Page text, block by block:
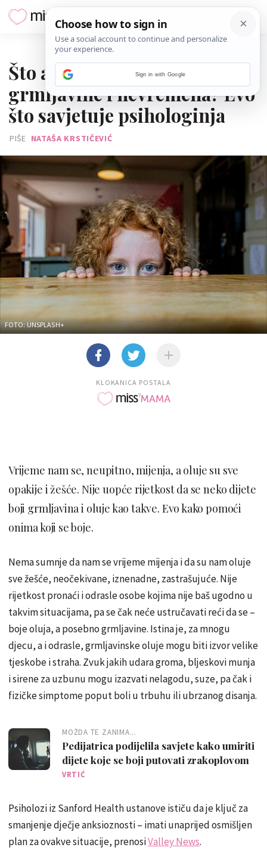
Što ako se dijete boji
grmljavine i nevremena? Evo
što savjetuje psihologinja
PIŠE NATAŠA KRSTIČEVIĆ
FOTO: UNSPLASH+
KLOKANICA POSTALA
Vrijeme nam se, neupitno, mijenja, a oluje su sve
opakije i žešće. Nije uopće rijetkost da se neko dijete
boji grmljavina i oluje kao takve. Evo kako pomoći
onima koji se boje.
Nema sumnje da nam se vrijeme mijenja i da su nam oluje
sve žešće, neočekivane, iznenadne, zastrašujuće. Nije
rijetkost pronaći i odrasle osobe kojima nije baš ugodno u
takvim situacijama, pa se čak neće ustručavati reći da se –
boje oluja, a posebno grmljavine. Istina je, za mnogu
djecu, a i odrasle, grmljavinske oluje mogu biti izvor velike
tjeskobe i straha. Zvuk jakih udara groma, bljeskovi munja
i sirene za uzbunu mogu izazvati nelagodu, suze, pa čak i
fizičke simptome poput boli u trbuhu ili ubrzanog disanja.
MOŽDA TE ZANIMA...
Pedijatrica podijelila savjete kako umiriti
dijete koje se boji putovati zrakoplovom
VRTIĆ
Psiholozi iz Sanford Health ustanove ističu da je ključ za
smanjenje dječje anksioznosti – imati unaprijed osmišljen
plan za ovakve situacije, prenosiValley News.
Sign in with Google